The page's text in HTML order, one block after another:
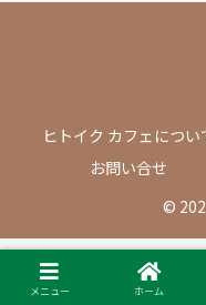
ヒトイク カフェについ
お問い合せ
©
メニュー ホーム